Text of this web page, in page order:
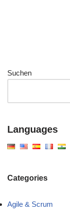
Suchen
Languages
Categories
Agile & Scrum